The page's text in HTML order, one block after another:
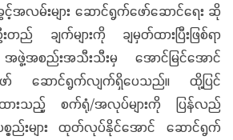
မ်းများ ဆောင်ရွက်ဖော်ဆောင်ရေး ဆို
ည် ချက်များကို ချမှတ်ထားပြီးဖြစ်ရာ
အစည်းအသီးသီးမှ အောင်မြင်အောင်
ဆောင်ရွက်လျက်ရှိပေသည်။ ထို့ပြင်
ားသည့် စက်ရုံ/အလုပ်များကို ပြန်လည်
စည်းများ ထုတ်လုပ်နိုင်အောင် ဆောင်ရွက်